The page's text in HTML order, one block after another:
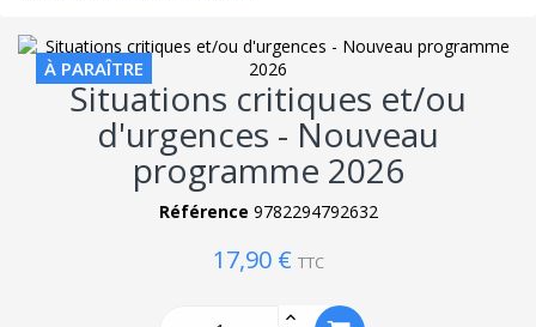
À PARAÎTRE
Situations critiques et/ou
d'urgences - Nouveau
programme 2026
Référence 9782294792632
17,90 € TTC